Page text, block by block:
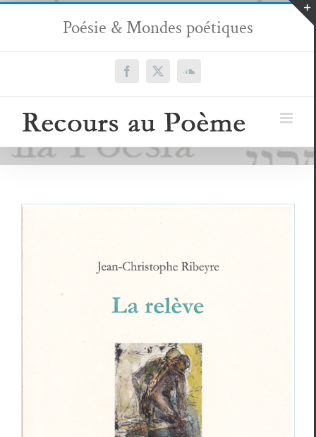
Passer
contenu
Poésie & Mondes poétiques
Facebook
X SoundCloud
Jean-Christophe Ribeyre,
Critiques Jean-Christophe Ribeyre